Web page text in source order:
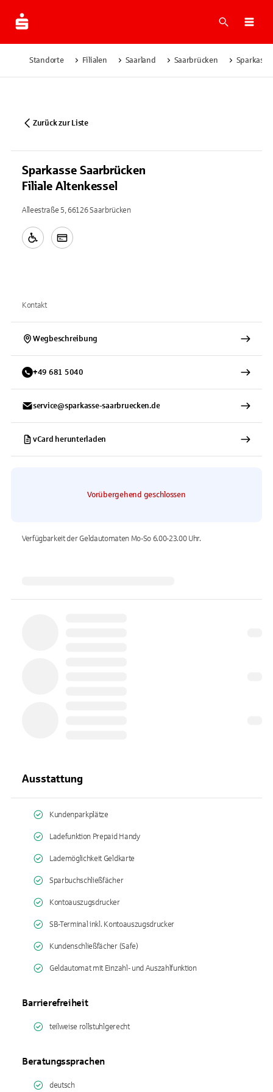
Suche
Standorte Filialen Saarland Saarbrücken
Zurück zur Liste
Sparkasse Saarbrücken
Filiale Altenkessel
Alleestraße 5, 66126 Saarbrücken
Kontakt
Wegbeschreibung
+49 681 5040
service@sparkasse-saarbruecken.de
vCard herunterladen
Vorübergehend geschlossen
Verfügbarkeit der Geldautomaten Mo-So 6.00-23.00Uhr.
Ausstattung
Kundenparkplätze
Ladefunktion Prepaid Handy
Lademöglichkeit Geldkarte
Sparbuchschließfächer
Kontoauszugsdrucker
SB-Terminal inkl. Kontoauszugsdrucker
Kundenschließfächer (Safe)
Geldautomat mit Einzahl- und Auszahlfunktion
Barrierefreiheit
teilweise rollstuhlgerecht
Beratungssprachen
deutsch